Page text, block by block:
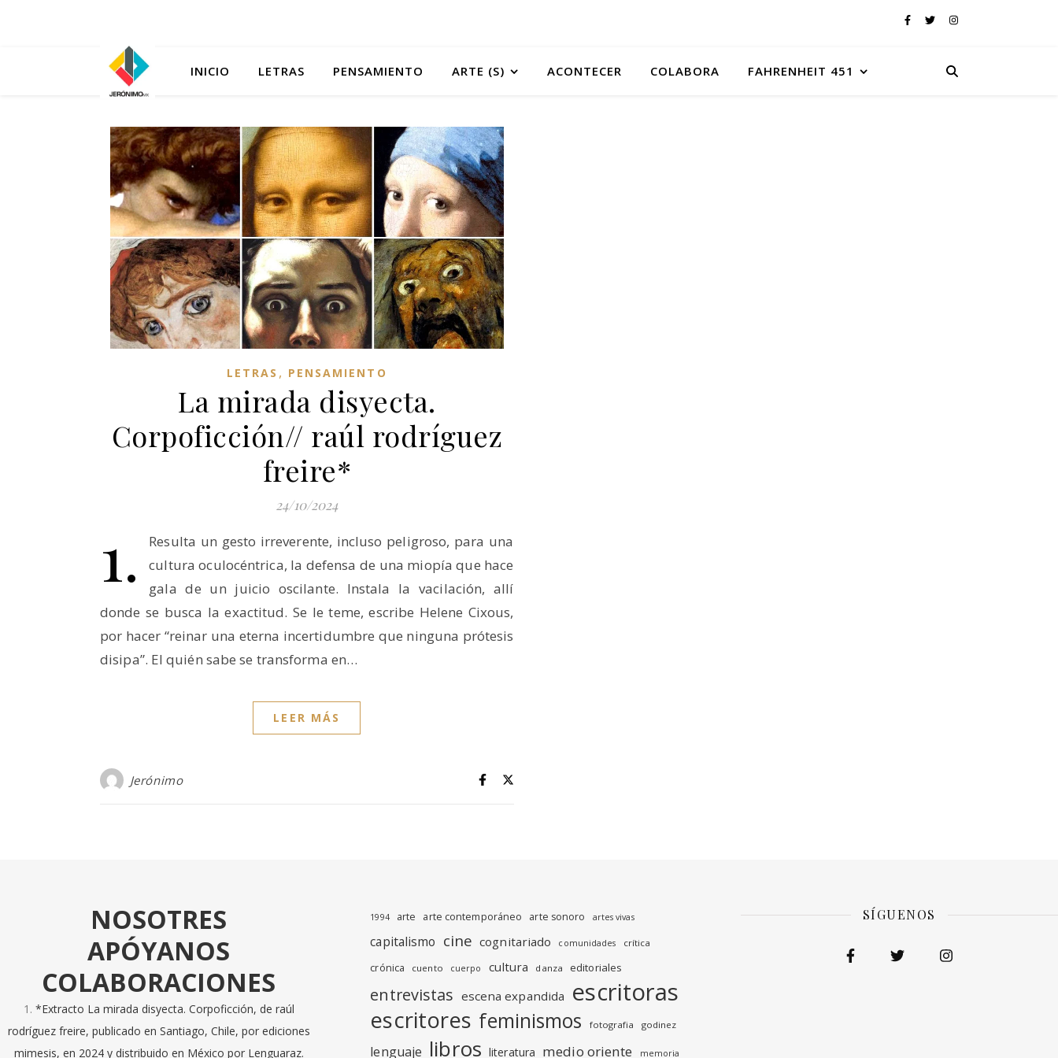
INICIO LETRAS PENSAMIENTO ARTE (S) ACONTECER COLABORA FAHRENHEIT 451
LETRAS , PENSAMIENTO
La mirada disyecta.
Corpoficción// raúl rodríguez
freire*
24/10/2024
1.
Resulta un gesto irreverente, incluso peligroso, para una
cultura oculocéntrica, la defensa de una miopía que hace
gala de un juicio oscilante. Instala la vacilación, allí
donde se busca la exactitud. Se le teme, escribe Helene Cixous,
por hacer “reinar una eterna incertidumbre que ninguna prótesis
disipa”. El quién sabe se transforma en…
LEER MÁS
Jerónimo
NOSOTRES
APÓYANOS
COLABORACIONES
*Extracto La mirada disyecta. Corpoficción, de raúl
rodríguez freire, publicado en Santiago, Chile, por ediciones
mimesis, en 2024 y distribuido en México por Lenguaraz.
1994 arte arte contemporáneo arte sonoro artes vivas
capitalismo cine cognitariado comunidades crítica
crónica cuento cuerpo cultura danza editoriales
entrevistas escena expandida escritoras
escritores feminismos fotografia godinez
lenguaje libros literatura medio oriente memoria
SÍGUENOS